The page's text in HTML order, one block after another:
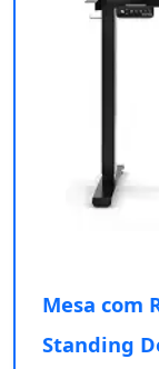
Mesa com
Standing